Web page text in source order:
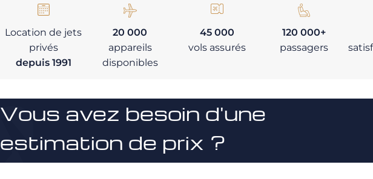
Location de jets
privés
depuis 1991
20 000
appareils
disponibles
45 000
vols assurés
120 000+
passagers
Vous avez besoin d'une
estimation de prix ?